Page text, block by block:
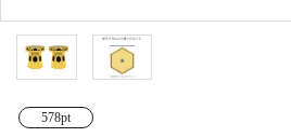
輪袈裟・畳袈裟
法衣かばん・中啓半
装束入
打敷・礼盤打敷・下
掛・水引
幕・旗
578pt